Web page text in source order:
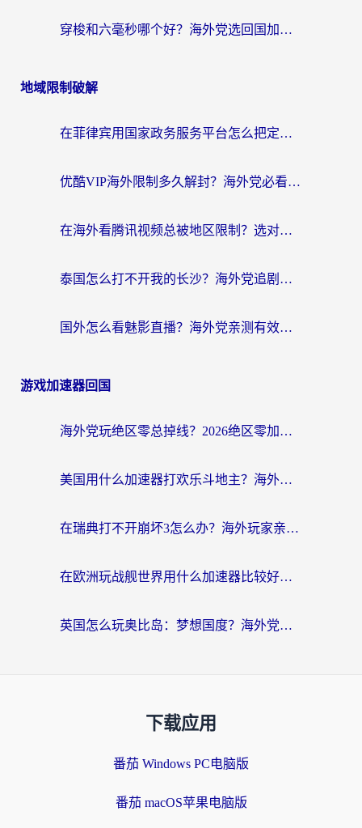
穿梭和六毫秒哪个好？海外党选回国加速器的避坑指南，附番茄加速器实测
地域限制破解
在菲律宾用国家政务服务平台怎么把定位修改到中国国内？3步解决+海外看剧听歌全攻略
优酷VIP海外限制多久解封？海外党必看的跨区难题一站式解决指南
在海外看腾讯视频总被地区限制？选对回国加速器，还能解决泰国政务网和蜻蜓FM卡顿问题
泰国怎么打不开我的长沙？海外党追剧看片的破局指南
国外怎么看魅影直播？海外党亲测有效的回国加速指南（附听歌、看央视VIP技巧）
游戏加速器回国
海外党玩绝区零总掉线？2026绝区零加速器推荐+跨平台国服游戏加速攻略
美国用什么加速器打欢乐斗地主？海外党亲测有效的国服游戏加速指南
在瑞典打不开崩坏3怎么办？海外玩家亲测有效的国服游戏加速指南
在欧洲玩战舰世界用什么加速器比较好用？老玩家亲测有效的低延迟方案
英国怎么玩奥比岛：梦想国度？海外党不卡攻略+加速器选择秘籍
下载应用
番茄 Windows PC电脑版
番茄 macOS苹果电脑版